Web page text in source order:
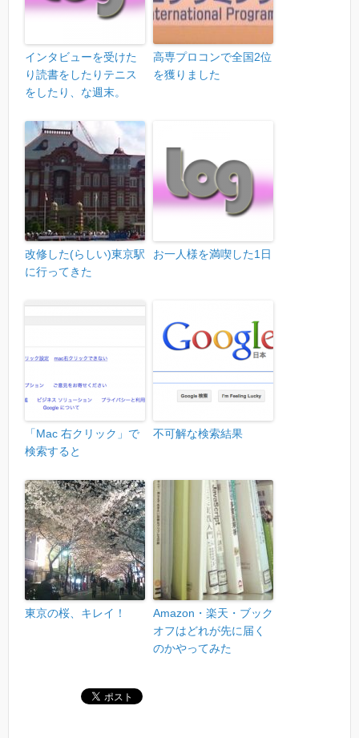
インタビューを受けた
り読書をしたりテニス
をしたり、な週末。
高専プロコンで全国2位
を獲りました
改修した(らしい)東京駅
に行ってきた
お一人様を満喫した1日
「Mac 右クリック」で
検索すると
不可解な検索結果
東京の桜、キレイ！
Amazon・楽天・ブック
オフはどれが先に届く
のかやってみた